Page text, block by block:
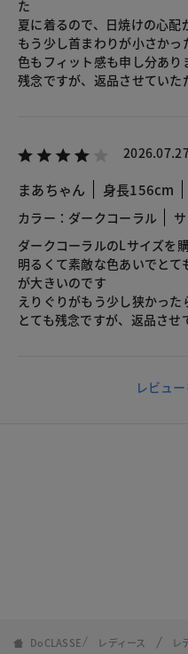
た
夏に着るので、日焼けの心配
もう少し首まわりが小さか
色もフィット感も申し分あり
残念ですが、返品させていた
まあちゃん 身長156cm
カラー：ダークコーラル
ダークコーラルのLサイズを
明るくて素敵な色あいでとて
が大きいのです
えりぐりがもう少し狭かっ
とても残念ですが、返品させ
レビュ
DoCLASSE レディース レ